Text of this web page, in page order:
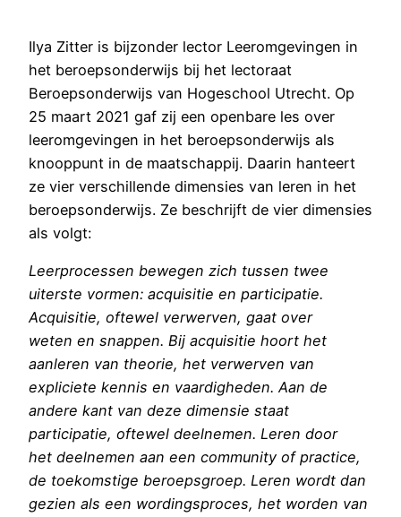
Ilya Zitter is bijzonder lector Leeromgevingen in
het beroepsonderwijs bij het lectoraat
Beroepsonderwijs van Hogeschool Utrecht. Op
25 maart 2021 gaf zij een openbare les over
leeromgevingen in het beroepsonderwijs als
knooppunt in de maatschappij. Daarin hanteert
ze vier verschillende dimensies van leren in het
beroepsonderwijs. Ze beschrijft de vier dimensies
als volgt:
Leerprocessen bewegen zich tussen twee
uiterste vormen: acquisitie en participatie.
Acquisitie, oftewel verwerven, gaat over
weten en snappen. Bij acquisitie hoort het
aanleren van theorie, het verwerven van
expliciete kennis en vaardigheden. Aan de
andere kant van deze dimensie staat
participatie, oftewel deelnemen. Leren door
het deelnemen aan een community of practice,
de toekomstige beroepsgroep. Leren wordt dan
gezien als een wordingsproces, het worden van